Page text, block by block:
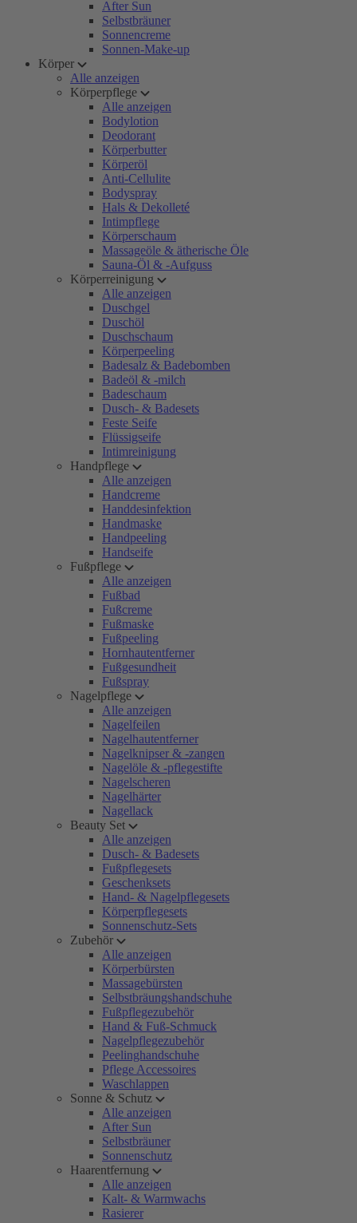
After Sun
Selbstbräuner
Sonnencreme
Sonnen-Make-up
Körper
Alle anzeigen
Körperpflege
Alle anzeigen
Bodylotion
Deodorant
Körperbutter
Körperöl
Anti-Cellulite
Bodyspray
Hals & Dekolleté
Intimpflege
Körperschaum
Massageöle & ätherische Öle
Sauna-Öl & -Aufguss
Körperreinigung
Alle anzeigen
Duschgel
Duschöl
Duschschaum
Körperpeeling
Badesalz & Badebomben
Badeöl & -milch
Badeschaum
Dusch- & Badesets
Feste Seife
Flüssigseife
Intimreinigung
Handpflege
Alle anzeigen
Handcreme
Handdesinfektion
Handmaske
Handpeeling
Handseife
Fußpflege
Alle anzeigen
Fußbad
Fußcreme
Fußmaske
Fußpeeling
Hornhautentferner
Fußgesundheit
Fußspray
Nagelpflege
Alle anzeigen
Nagelfeilen
Nagelhautentferner
Nagelknipser & -zangen
Nagelöle & -pflegestifte
Nagelscheren
Nagelhärter
Nagellack
Beauty Set
Alle anzeigen
Dusch- & Badesets
Fußpflegesets
Geschenksets
Hand- & Nagelpflegesets
Körperpflegesets
Sonnenschutz-Sets
Zubehör
Alle anzeigen
Körperbürsten
Massagebürsten
Selbstbräungshandschuhe
Fußpflegezubehör
Hand & Fuß-Schmuck
Nagelpflegezubehör
Peelinghandschuhe
Pflege Accessoires
Waschlappen
Sonne & Schutz
Alle anzeigen
After Sun
Selbstbräuner
Sonnenschutz
Haarentfernung
Alle anzeigen
Kalt- & Warmwachs
Rasierer